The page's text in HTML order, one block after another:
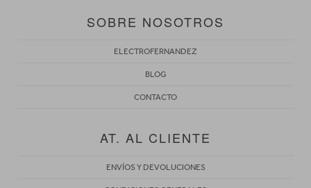
SOBRE NOSOTROS
ELECTROFERNANDEZ
BLOG
CONTACTO
AT. AL CLIENTE
ENVÍOS Y DEVOLUCIONES